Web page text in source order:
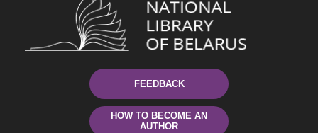
FEEDBACK
HOW TO BECOME AN
AUTHOR